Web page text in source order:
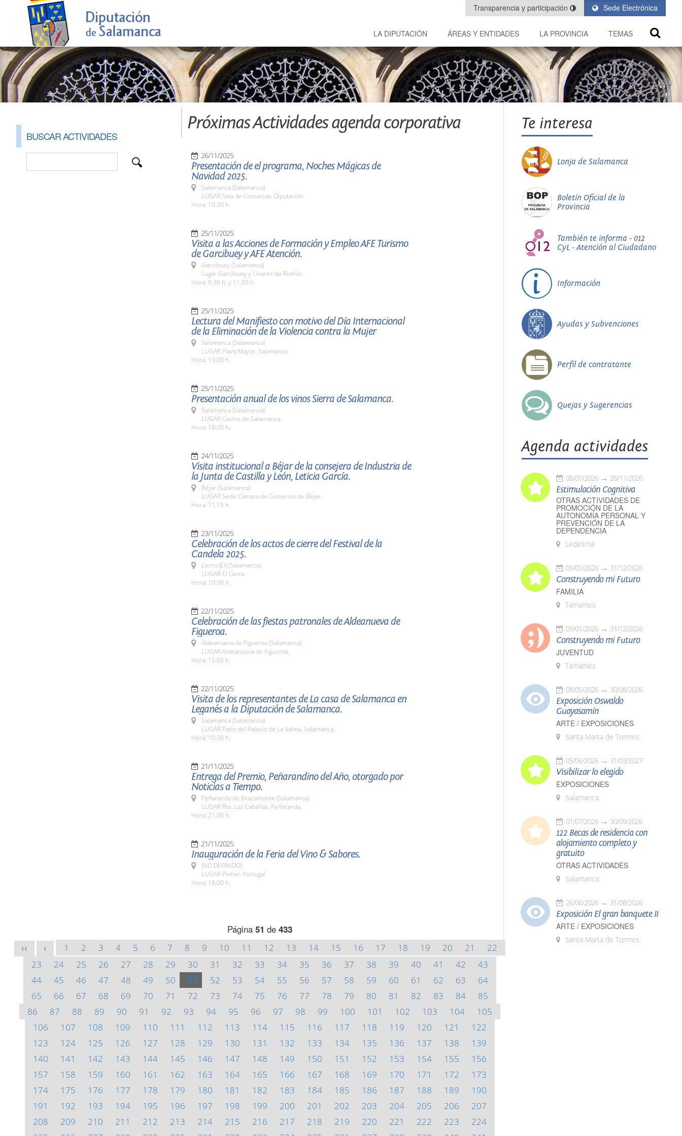
Sede Electrónica
Transparencia y participación
LA DIPUTACIÓN ÁREAS Y ENTIDADES LA PROVINCIA TEMAS
BUSCAR ACTIVIDADES
Próximas Actividades agenda corporativa
26/11/2025
Presentación de el programa, Noches Mágicas de
Navidad 2025.
Salamanca (Salamanca)
LUGAR Sala de Comarcas. Diputación
Hora: 10:30 h.
25/11/2025
Visita a las Acciones de Formación y Empleo AFE Turismo
de Garcibuey y AFE Atención.
Garcibuey (Salamanca)
Lugar Garcibuey y Linares de Riofrío.
Hora: 9,30 h. y 11,00 h.
25/11/2025
Lectura del Manifiesto con motivo del Día Internacional
de la Eliminación de la Violencia contra la Mujer
Salamanca (Salamanca)
LUGAR Plaza Mayor. Salamanca
Hora: 19:00 h.
25/11/2025
Presentación anual de los vinos Sierra de Salamanca.
Salamanca (Salamanca)
LUGAR Casino de Salamanca.
Hora: 18:30 h.
24/11/2025
Visita institucional a Béjar de la consejera de Industria de
la Junta de Castilla y León, Leticia García.
Béjar (Salamanca)
LUGAR Sede Cámara de Comercio de Béjar.
Hora: 11,15 h.
23/11/2025
Celebración de los actos de cierre del Festival de la
Candela 2025.
Cerro (El) (Salamanca)
LUGAR El Cerro.
Hora: 10:30 h.
22/11/2025
Celebración de las fiestas patronales de Aldeanueva de
Figueroa.
Aldeanueva de Figueroa (Salamanca)
LUGAR Aldeanueva de Figueroa.
Hora: 15:00 h.
22/11/2025
Visita de los representantes de La casa de Salamanca en
Leganés a la Diputación de Salamanca.
Salamanca (Salamanca)
LUGAR Patio del Palacio de La Salina. Salamanca.
Hora: 10:30 h.
21/11/2025
Entrega del Premio, Peñarandino del Año, otorgado por
Noticias a Tiempo.
Peñaranda de Bracamonte (Salamanca)
LUGAR Rte. Las Cabañas. Peñaranda.
Hora: 21,00 h.
21/11/2025
Inauguración de la Feria del Vino & Sabores.
(NO DEFINIDO)
LUGAR Pinhel. Portugal
Hora: 18,00 h.
Página 51 de 433
<< < 1 2 3 4 5 6 7 8 9 10 11 12 13 14 15 16 17 18 19 20 21
22
23
24 25 26 27 28 29 30 31 32 33 34 35 36 37 38 39 40 41 42
43
44
45 46 47 48 49 50 51 52 53 54 55 56 57 58 59 60 61 62 63
64
65
66 67 68 69 70 71 72 73 74 75 76 77 78 79 80 81 82 83 84
85
86
87 88 89 90 91 92 93 94 95 96 97 98 99 100 101 102 103 104
105
106
107 108 109 110 111 112 113 114 115 116 117 118 119 120 121
122
123
124 125 126 127 128 129 130 131 132 133 134 135 136 137 138
139
140
141 142 143 144 145 146 147 148 149 150 151 152 153 154 155
156
157
158 159 160 161 162 163 164 165 166 167 168 169 170 171 172
173
174
175 176 177 178 179 180 181 182 183 184 185 186 187 188 189
190
191
192 193 194 195 196 197 198 199 200 201 202 203 204 205 206
207
208
209 210 211 212 213 214 215 216 217 218 219 220 221 222 223
224
Te interesa
Lonja de Salamanca
Boletín Oficial de la
Provincia
También te informa - 012
CyL - Atención al Ciudadano
Información
Ayudas y Subvenciones
Perfil de contratante
Quejas y Sugerencias
Agenda actividades
08/01/2026 26/11/2026
Estimulación Cognitiva
OTRAS ACTIVIDADES DE
PROMOCIÓN DE LA
AUTONOMÍA PERSONAL Y
PREVENCIÓN DE LA
DEPENDENCIA
Ledesma
09/01/2026 31/12/2026
Construyendo mi Futuro
FAMILIA
Tamames
09/01/2026 31/12/2026
Construyendo mi Futuro
JUVENTUD
Tamames
08/05/2026 30/08/2026
Exposición Oswaldo
Guayasamín
ARTE / EXPOSICIONES
Santa Marta de Tormes
05/06/2026 31/03/2027
Visibilizar lo elegido
EXPOSICIONES
Salamanca
01/07/2026 30/09/2026
122 Becas de residencia con
alojamiento completo y
gratuito
OTRAS ACTIVIDADES
Salamanca
26/06/2026 31/08/2026
Exposición El gran banquete II
ARTE / EXPOSICIONES
Santa Marta de Tormes